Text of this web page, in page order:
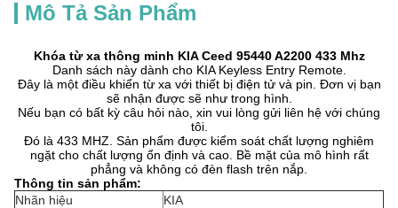
Mô Tả Sản Phẩm
Khóa từ xa thông minh KIA Ceed 95440 A2200 433 Mhz
Danh sách này dành cho KIA Keyless Entry Remote.
Đây là một điều khiển từ xa với thiết bị điện tử và pin. Đơn vị bạn
sẽ nhận được sẽ như trong hình.
Nếu bạn có bất kỳ câu hỏi nào, xin vui lòng gửi liên hệ với chúng
tôi.
Đó là 433 MHZ. Sản phẩm được kiểm soát chất lượng nghiêm
ngặt cho chất lượng ổn định và cao. Bề mặt của mô hình rất
phẳng và không có đèn flash trên nắp.
Thông tin sản phẩm:
Nhãn hiệu
KIA